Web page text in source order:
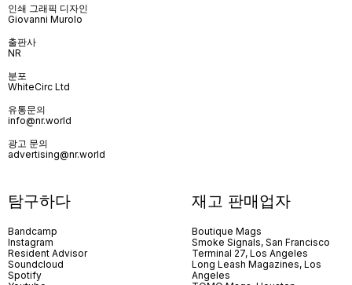
인쇄 그래픽 디자인
Giovanni Murolo
출판사
NR
분포
WhiteCirc Ltd
유통문의
info@nr.world
광고 문의
advertising@nr.world
탐구하다
Bandcamp
Instagram
Resident Advisor
Soundcloud
Spotify
재고 판매업자
Boutique Mags
Smoke Signals, San Francisco
Terminal 27, Los Angeles
Long Leash Magazines, Los
Angeles